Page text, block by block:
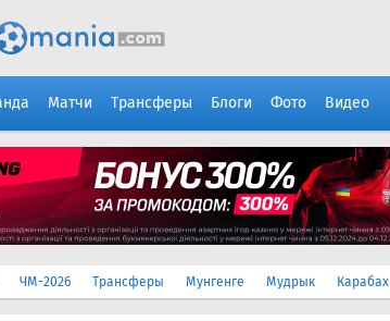
Матчи Трансферы Блоги Фото Видео
ЧМ-2026 Трансферы Мунгенге Мудрык Карабах